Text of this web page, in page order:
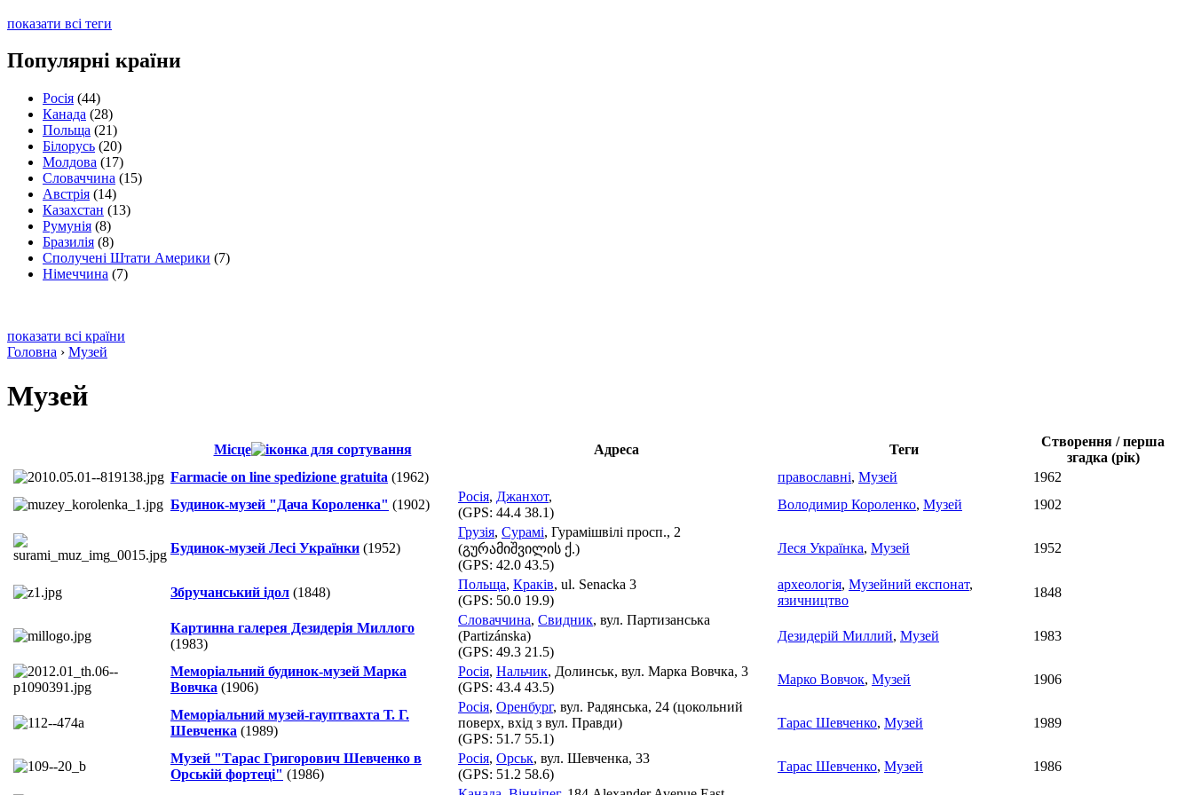
показати всі теги
Популярні країни
Росія (44)
Канада (28)
Польща (21)
Білорусь (20)
Молдова (17)
Словаччина (15)
Австрія (14)
Казахстан (13)
Румунія (8)
Бразилія (8)
Сполучені Штати Америки (7)
Німеччина (7)
показати всі країни
Головна › Музей
Музей
Місце Адреса Теги
Створення / перша
згадка (рік)
Farmacie on line spedizione gratuita (1962) православні, Музей
1962
Будинок-музей "Дача Короленка" (1902)
Росія, Джанхот,
(GPS: 44.4 38.1)
Володимир Короленко, Музей 1902
Будинок-музей Лесі Українки (1952)
Грузія, Сурамі, Гурамішвілі просп., 2
(გურამიშვილის ქ.)
(GPS: 42.0 43.5)
Леся Українка, Музей 1952
Збручанський ідол (1848)
Польща, Краків, ul. Senacka 3
(GPS: 50.0 19.9)
археологія, Музейний експонат,
язичництво
1848
Картинна галерея Дезидерія Миллого
(1983)
Словаччина, Свидник, вул. Партизанська
(Partizánska)
(GPS: 49.3 21.5)
Дезидерій Миллий, Музей 1983
Меморіальний будинок-музей Марка
Вовчка (1906)
Росія, Нальчик, Долинськ, вул. Марка Вовчка, 3
(GPS: 43.4 43.5)
Марко Вовчок, Музей 1906
Меморіальний музей-гауптвахта Т. Г.
Шевченка (1989)
Росія, Оренбург, вул. Радянська, 24 (цокольний
поверх, вхід з вул. Правди)
(GPS: 51.7 55.1)
Тарас Шевченко, Музей 1989
Музей "Тарас Григорович Шевченко в
Орській фортеці" (1986)
Росія, Орськ, вул. Шевченка, 33
(GPS: 51.2 58.6)
Тарас Шевченко, Музей 1986